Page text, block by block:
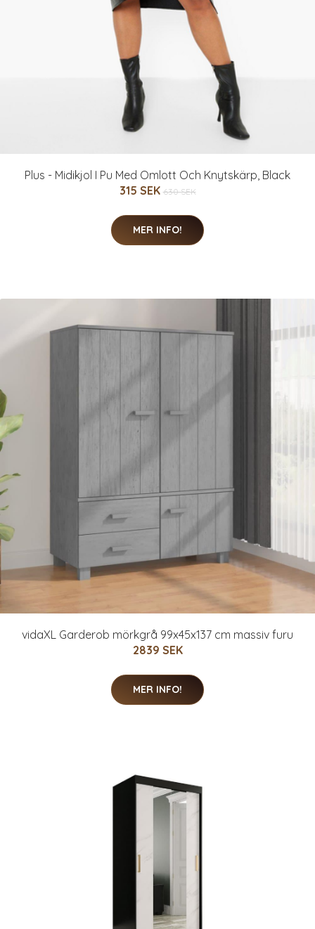
Plus - Midikjol I Pu Med Omlott Och Knytskärp, Black
315 SEK 630 SEK
MER INFO!
vidaXL Garderob mörkgrå 99x45x137 cm massiv furu
2839 SEK
MER INFO!